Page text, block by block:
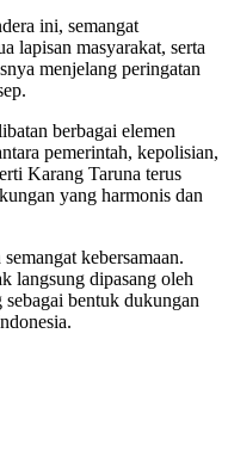
ini, semangat
lapisan masyarakat, serta
menjelang peringatan
berbagai elemen
pemerintah, kepolisian,
Karang Taruna terus
yang harmonis dan
kebersamaan.
langsung dipasang oleh
bentuk dukungan